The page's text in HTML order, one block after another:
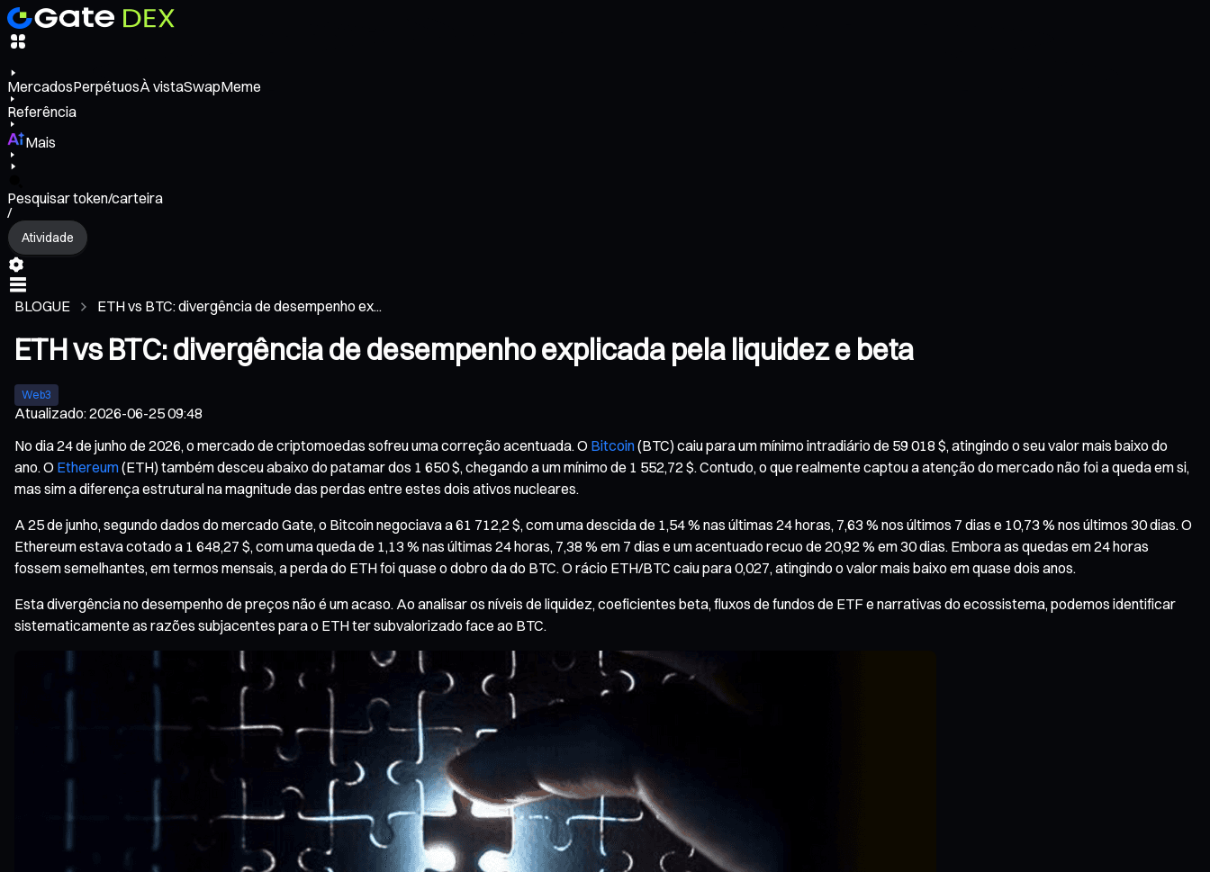
MercadosPerpétuosÀ vistaSwapMeme
Referência
Mais
Pesquisar token/carteira
/
Atividade
BLOGUE ETH vs BTC: divergência de desempenho ex...
ETH vs BTC: divergência de desempenho explicada pela liquidez e beta
Web3
Atualizado:2026-06-25 09:48
No dia 24 de junho de 2026, o mercado de criptomoedas sofreu uma correção acentuada. O Bitcoin(BTC) caiu para um mínimo intradiário de 59 018 $, atingindo o seu valor mais baixo do
ano. O Ethereum(ETH) também desceu abaixo do patamar dos 1 650 $, chegando a um mínimo de 1 552,72 $. Contudo, o que realmente captou a atenção do mercado não foi a queda em si,
mas sim a diferença estrutural na magnitude das perdas entre estes dois ativos nucleares.
A 25 de junho, segundo dados do mercado Gate, o Bitcoin negociava a 61 712,2 $, com uma descida de 1,54 % nas últimas 24 horas, 7,63 % nos últimos 7 dias e 10,73 % nos últimos 30 dias. O
Ethereum estava cotado a 1 648,27 $, com uma queda de 1,13 % nas últimas 24 horas, 7,38 % em 7 dias e um acentuado recuo de 20,92 % em 30 dias. Embora as quedas em 24 horas
fossem semelhantes, em termos mensais, a perda do ETH foi quase o dobro da do BTC. O rácio ETH/BTC caiu para 0,027, atingindo o valor mais baixo em quase dois anos.
Esta divergência no desempenho de preços não é um acaso. Ao analisar os níveis de liquidez, coeficientes beta, fluxos de fundos de ETF e narrativas do ecossistema, podemos identificar
sistematicamente as razões subjacentes para o ETH ter subvalorizado face ao BTC.